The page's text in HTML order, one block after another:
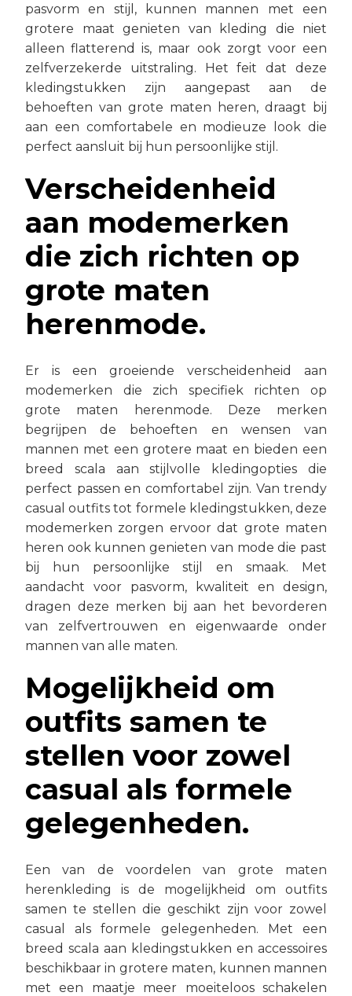
pasvorm en stijl, kunnen mannen met een
grotere maat genieten van kleding die niet
alleen flatterend is, maar ook zorgt voor een
zelfverzekerde uitstraling. Het feit dat deze
kledingstukken zijn aangepast aan de
behoeften van grote maten heren, draagt bij
aan een comfortabele en modieuze look die
perfect aansluit bij hun persoonlijke stijl.
Verscheidenheid
aan modemerken
die zich richten op
grote maten
herenmode.
Er is een groeiende verscheidenheid aan
modemerken die zich specifiek richten op
grote maten herenmode. Deze merken
begrijpen de behoeften en wensen van
mannen met een grotere maat en bieden een
breed scala aan stijlvolle kledingopties die
perfect passen en comfortabel zijn. Van trendy
casual outfits tot formele kledingstukken, deze
modemerken zorgen ervoor dat grote maten
heren ook kunnen genieten van mode die past
bij hun persoonlijke stijl en smaak. Met
aandacht voor pasvorm, kwaliteit en design,
dragen deze merken bij aan het bevorderen
van zelfvertrouwen en eigenwaarde onder
mannen van alle maten.
Mogelijkheid om
outfits samen te
stellen voor zowel
casual als formele
gelegenheden.
Een van de voordelen van grote maten
herenkleding is de mogelijkheid om outfits
samen te stellen die geschikt zijn voor zowel
casual als formele gelegenheden. Met een
breed scala aan kledingstukken en accessoires
beschikbaar in grotere maten, kunnen mannen
met een maatje meer moeiteloos schakelen